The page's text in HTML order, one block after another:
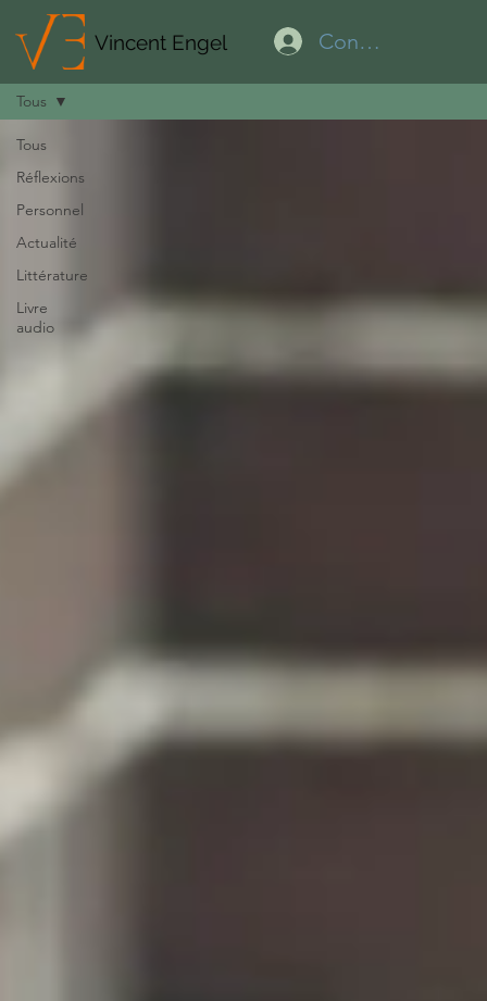
Connexion
Vincent Engel
Tous
Réflexions
Personnel
Actualité
Littérature
Livre
audio
Tous